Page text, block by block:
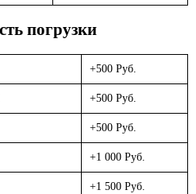
погрузки
+500 Руб.
+500 Руб.
+500 Руб.
+1 000 Руб.
+1 500 Руб.